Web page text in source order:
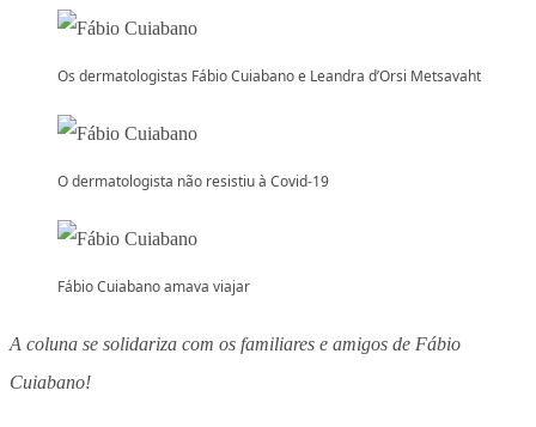
Os dermatologistas Fábio Cuiabano e Leandra d’Orsi Metsavaht
O dermatologista não resistiu à Covid-19
Fábio Cuiabano amava viajar
A coluna se solidariza com os familiares e amigos de Fábio
Cuiabano!